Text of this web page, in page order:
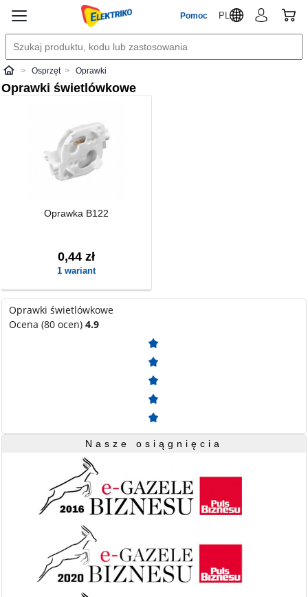
Pomoc PL
ElektrikoOsprzęt Oprawki
Oprawki świetlówkowe
Oprawka B122
0,44 zł
1 wariant
Oprawki świetlówkowe
Ocena (80 ocen)4.9
Nasze osiągnięcia